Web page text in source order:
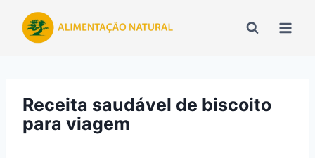
para
Receita saudável de biscoito
para viagem